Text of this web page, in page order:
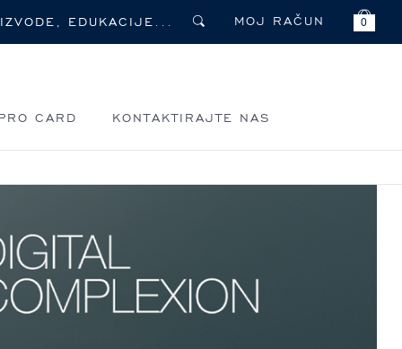
MOJ RAČUN 0
CARD KONTAKTIRAJTE NAS